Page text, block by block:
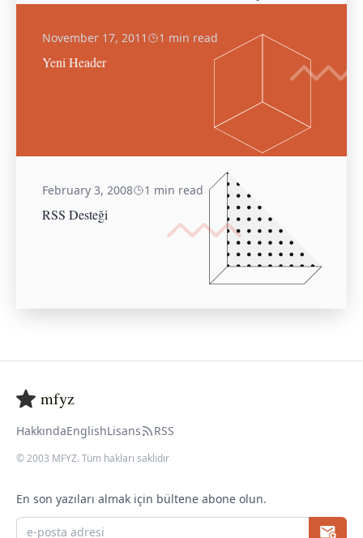
November 17, 2011 1 min read
Yeni Header
February 3, 2008 1 min read
RSS Desteği
mfyz
HakkındaEnglishLisans RSS
© 2003 MFYZ. Tüm hakları saklıdır
En son yazıları almak için bültene abone olun.